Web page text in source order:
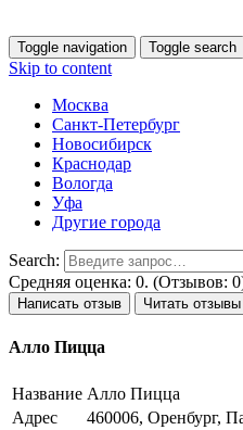
Toggle navigation Toggle search
Skip to content
Москва
Санкт-Петербург
Новосибирск
Краснодар
Вологда
Уфа
Другие города
Search:
Средняя оценка: 0. (Отзывов:
Написать отзыв Читать отзывы
Алло Пицца
Название Алло Пицца
Адрес
460006, Оренбург,